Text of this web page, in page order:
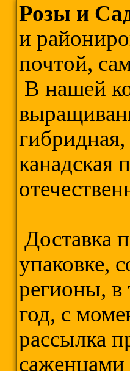
Розы и
и
почтой,
В нашей
гибридная,
канадская
Доставка
упаковке,
регионы, в
год, с
рассылка
саженцами